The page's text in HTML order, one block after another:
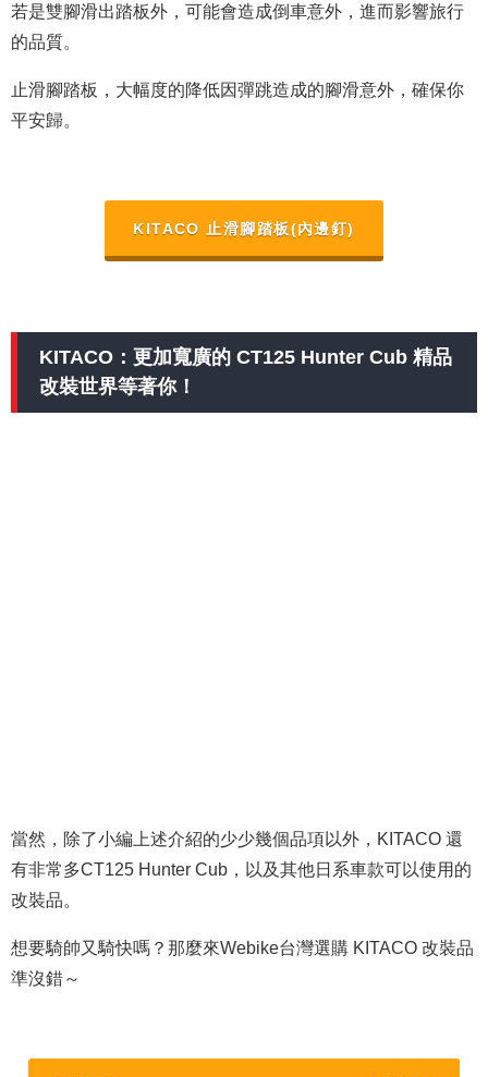
若是雙腳滑出踏板外，可能會造成倒車意外，進而影響旅行
的品質。
止滑腳踏板，大幅度的降低因彈跳造成的腳滑意外，確保你
平安歸。
KITACO 止滑腳踏板(內邊釘)
KITACO：更加寬廣的 CT125 Hunter Cub 精品
改裝世界等著你！
當然，除了小編上述介紹的少少幾個品項以外，KITACO 還
有非常多CT125 Hunter Cub，以及其他日系車款可以使用的
改裝品。
想要騎帥又騎快嗎？那麼來Webike台灣選購 KITACO 改裝品
準沒錯～